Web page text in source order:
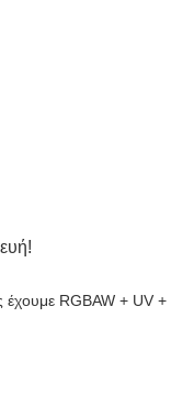
έχουμε RGBAW +